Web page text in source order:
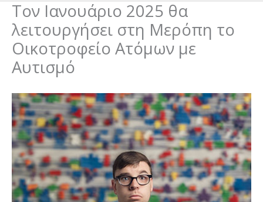
Τον Ιανουάριο 2025 θα
λειτουργήσει στη Μερόπη το
Οικοτροφείο Ατόμων με
Αυτισμό